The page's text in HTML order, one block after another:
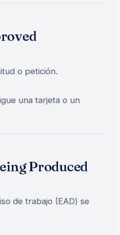
o petición.
una tarjeta o un
Produced
de trabajo (EAD) se